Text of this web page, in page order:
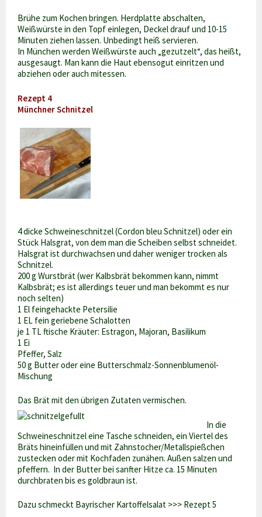
Brühe zum Kochen bringen. Herdplatte abschalten,
Weißwürste in den Topf einlegen, Deckel drauf und 10-15
Minuten ziehen lassen. Unbedingt heiß servieren.
In München werden Weißwürste auch „gezutzelt“, das heißt,
ausgesaugt. Man kann die Haut ebensogut einritzen und
abziehen oder auch mitessen.
Rezept 4
Münchner Schnitzel
4 dicke Schweineschnitzel (Cordon bleu Schnitzel) oder ein
Stück Halsgrat, von dem man die Scheiben selbst schneidet.
Halsgrat ist durchwachsen und daher weniger trocken als
Schnitzel.
200 g Wurstbrät (wer Kalbsbrät bekommen kann, nimmt
Kalbsbrät; es ist allerdings teuer und man bekommt es nur
noch selten)
1 El feingehackte Petersilie
1 EL fein geriebene Schalotten
je 1 TL ftische Kräuter: Estragon, Majoran, Basilikum
1 Ei
Pfeffer, Salz
50 g Butter oder eine Butterschmalz-Sonnenblumenöl-
Mischung
Das Brät mit den übrigen Zutaten vermischen.
In die
Schweineschnitzel eine Tasche schneiden, ein Viertel des
Bräts hineinfüllen und mit Zahnstocher/Metallspießchen
zustecken oder mit Kochfaden zunähen. Außen salzen und
pfeffern. In der Butter bei sanfter Hitze ca. 15 Minuten
durchbraten bis es goldbraun ist.
Dazu schmeckt Bayrischer Kartoffelsalat >>> Rezept 5